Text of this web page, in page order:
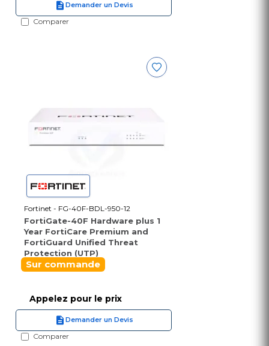
Demander un Devis
Comparer
Fortinet - FG-40F-BDL-950-12
FortiGate-40F Hardware plus 1
Year FortiCare Premium and
FortiGuard Unified Threat
Protection (UTP)
Sur commande
Appelez pour le prix
Demander un Devis
Comparer